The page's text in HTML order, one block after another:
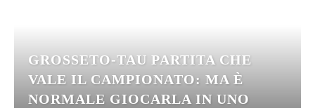
GROSSETO-TAU PARTITA CHE
VALE IL CAMPIONATO: MA È
NORMALE GIOCARLA IN UNO